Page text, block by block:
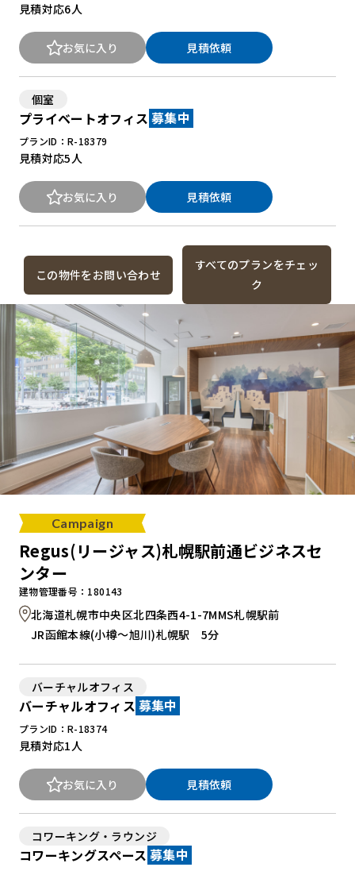
見積対応6人
お気に入り 見積依頼
個室
プライベートオフィス 募集中
プランID：R-18379
見積対応5人
お気に入り 見積依頼
この物件をお問い合わせ
すべてのプランをチェッ
ク
Campaign
Regus(リージャス)札幌駅前通ビジネスセ
ンター
建物管理番号：180143
北海道札幌市中央区北四条西4-1-7MMS札幌駅前
JR函館本線(小樽～旭川)札幌駅 5分
バーチャルオフィス
バーチャルオフィス 募集中
プランID：R-18374
見積対応1人
お気に入り 見積依頼
コワーキング・ラウンジ
コワーキングスペース 募集中